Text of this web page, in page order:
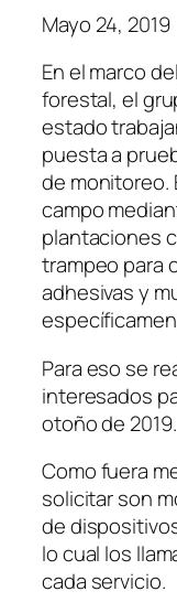
Mayo 24, 2019
En el marco
forestal, el
estado
puesta a
de monitoreo.
campo
plantaciones
trampeo para
adhesivas y
Para eso se
interesados
otoño de 2019.
Como fuera
solicitar son
de
lo cual los
cada servicio.